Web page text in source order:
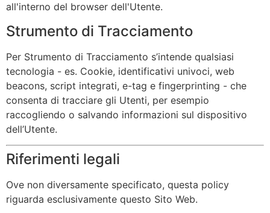
all'interno del browser dell'Utente.
Strumento di Tracciamento
Per Strumento di Tracciamento s’intende qualsiasi
tecnologia - es. Cookie, identificativi univoci, web
beacons, script integrati, e-tag e fingerprinting - che
consenta di tracciare gli Utenti, per esempio
raccogliendo o salvando informazioni sul dispositivo
dell’Utente.
Riferimenti legali
Ove non diversamente specificato, questa policy
riguarda esclusivamente questo Sito Web.